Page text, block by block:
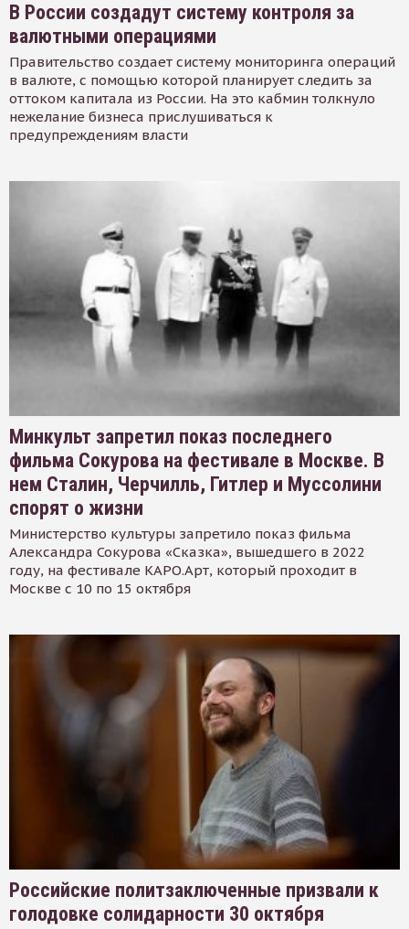
В России создадут систему контроля за
валютными операциями
Правительство создает систему мониторинга операций
в валюте, с помощью которой планирует следить за
оттоком капитала из России. На это кабмин толкнуло
нежелание бизнеса прислушиваться к
предупреждениям власти
Минкульт запретил показ последнего
фильма Сокурова на фестивале в Москве. В
нем Сталин, Черчилль, Гитлер и Муссолини
спорят о жизни
Министерство культуры запретило показ фильма
Александра Сокурова «Сказка», вышедшего в 2022
году, на фестивале КАРО.Арт, который проходит в
Москве с 10 по 15 октября
Российские политзаключенные призвали к
голодовке солидарности 30 октября